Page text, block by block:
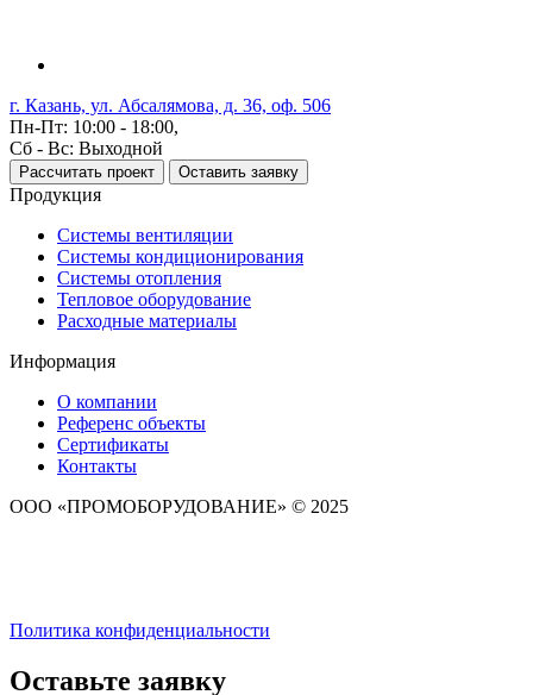
г. Казань, ул. Абсалямова, д. 36, оф. 506
Пн-Пт: 10:00 - 18:00,
Сб - Вс: Выходной
Рассчитать проект Оставить заявку
Продукция
Системы вентиляции
Системы кондиционирования
Системы отопления
Тепловое оборудование
Расходные материалы
Информация
О компании
Референс объекты
Сертификаты
Контакты
ООО «ПРОМОБОРУДОВАНИЕ» © 2025
Политика конфиденциальности
Оставьте заявку